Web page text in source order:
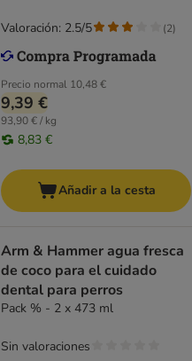
Precio normal 10,48 €
9,39 €
93,90 € / kg
8,83 €
Valoración: 2.5/5 (2)
Añadir a la cesta
Arm & Hammer agua fresca
de coco para el cuidado
dental para perros
Pack % - 2 x 473 ml
Sin valoraciones